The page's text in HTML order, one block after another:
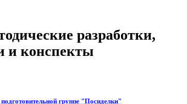
разработки,
и конспекты
группе "Посиделки"